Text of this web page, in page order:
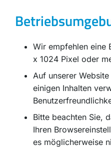
Wir empfehlen eine
x 1024 Pixel oder
Auf unserer
einigen Inhalten
Bitte beachten Sie,
Ihren
es möglicherweise